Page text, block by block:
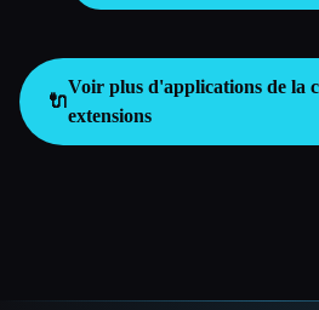
🔌
Voir plus d'applications de la
extensions